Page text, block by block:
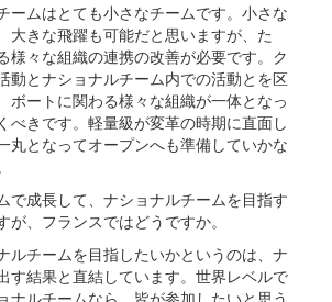
ームはとても小さなチームです。小さな
大きな飛躍も可能だと思いますが、た
様々な組織の連携の改善が必要です。ク
動とナショナルチーム内での活動とを区
ボートに関わる様々な組織が一体となっ
べきです。軽量級が変革の時期に直面し
丸となってオープンへも準備していかな
で成長して、ナショナルチームを目指す
が、フランスではどうですか。
ルチームを目指したいかというのは、ナ
す結果と直結しています。世界レベルで